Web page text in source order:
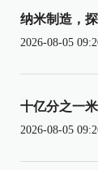
纳米制造，
2026-08-05
十亿分之一
2026-08-05